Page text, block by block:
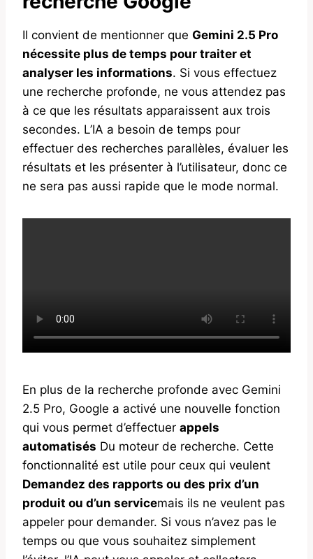
Il convient de mentionner que Gemini 2.5 Pro
nécessite plus de temps pour traiter et
analyser les informations. Si vous effectuez
une recherche profonde, ne vous attendez pas
à ce que les résultats apparaissent aux trois
secondes. L’IA a besoin de temps pour
effectuer des recherches parallèles, évaluer les
résultats et les présenter à l’utilisateur, donc ce
ne sera pas aussi rapide que le mode normal.
En plus de la recherche profonde avec Gemini
2.5 Pro, Google a activé une nouvelle fonction
qui vous permet d’effectuer appels
automatisés Du moteur de recherche. Cette
fonctionnalité est utile pour ceux qui veulent
Demandez des rapports ou des prix d’un
produit ou d’un servicemais ils ne veulent pas
appeler pour demander. Si vous n’avez pas le
temps ou que vous souhaitez simplement